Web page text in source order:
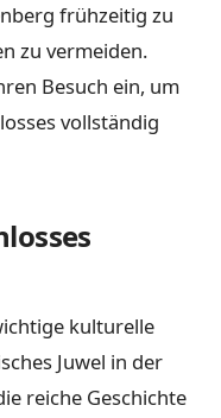
frühzeitig zu
zu vermeiden.
Besuch ein, um
vollständig
kulturelle
Juwel in der
reiche Geschichte